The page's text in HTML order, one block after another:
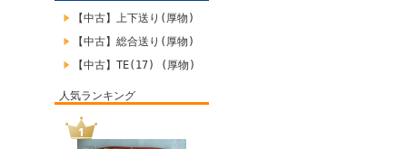
【中古】上下送り(厚物)
【中古】総合送り(厚物)
【中古】TE(17) (厚物)
人気ランキング